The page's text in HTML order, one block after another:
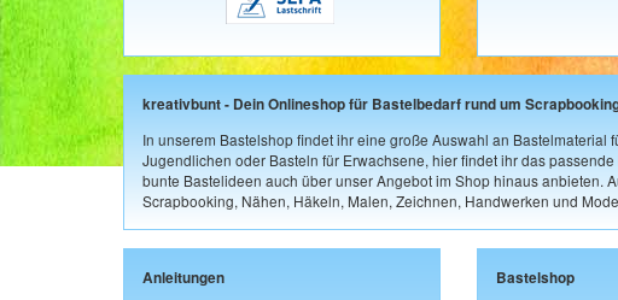
kreativbunt - Dein Onlineshop für Bastelbedarf rund um
In unserem Bastelshop findet ihr eine große Auswahl an
Jugendlichen oder Basteln für Erwachsene, hier findet ihr das
bunte Bastelideen auch über unser Angebot im Shop hinaus anbieten.
Scrapbooking, Nähen, Häkeln, Malen, Zeichnen, Handwerken und
Anleitungen
Bastelshop